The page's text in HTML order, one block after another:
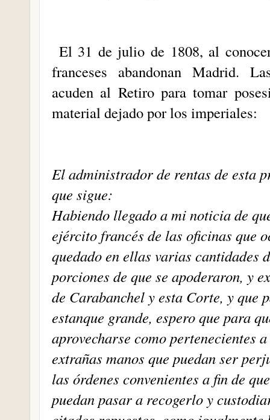
El 31 de julio de 1808, al
franceses abandonan Madrid.
acuden al Retiro para tomar
material dejado por los imperiales:
El administrador de rentas de esta
que sigue:
Habiendo llegado a mi noticia de
ejército francés de las oficinas que
quedado en ellas varias cantidades
porciones de que se apoderaron, y
de Carabanchel y esta Corte, y que
estanque grande, espero que para
aprovecharse como pertenecientes
extrañas manos que puedan ser
las órdenes convenientes a fin de
puedan pasar a recogerlo y